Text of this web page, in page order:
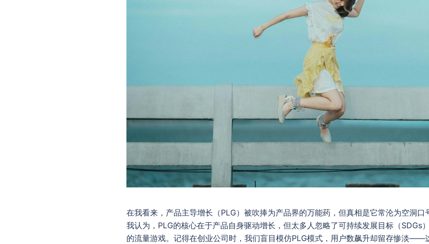
在我看来，产品主导增长（PLG）被吹捧为产品界的万能药，但真相是它常沦为空洞口
我认为，PLG的核心在于产品自身驱动增长，但太多人忽略了可持续发展目标（SDGs
的流量游戏。记得在创业公司时，我们盲目模仿PLG模式，用户数飙升却留存惨淡——